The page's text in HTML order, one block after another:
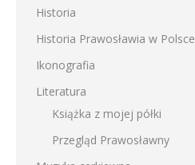
Historia
Historia Prawosławia w Polsce
Ikonografia
Literatura
Książka z mojej półki
Przegląd Prawosławny